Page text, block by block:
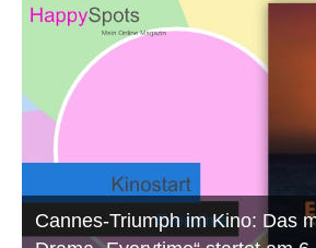
Cannes-Triumph im Kino: Das